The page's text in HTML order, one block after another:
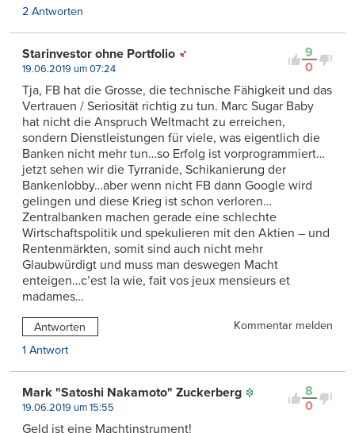
2 Antworten
9
0
Starinvestor ohne Portfolio
19.06.2019 um 07:24
Tja, FB hat die Grosse, die technische Fähigkeit und das
Vertrauen / Seriosität richtig zu tun. Marc Sugar Baby
hat nicht die Anspruch Weltmacht zu erreichen,
sondern Dienstleistungen für viele, was eigentlich die
Banken nicht mehr tun…so Erfolg ist vorprogrammiert…
jetzt sehen wir die Tyrranide, Schikanierung der
Bankenlobby…aber wenn nicht FB dann Google wird
gelingen und diese Krieg ist schon verloren…
Zentralbanken machen gerade eine schlechte
Wirtschaftspolitik und spekulieren mit den Aktien – und
Rentenmärkten, somit sind auch nicht mehr
Glaubwürdigt und muss man deswegen Macht
enteigen…c’est la wie, fait vos jeux mensieurs et
madames…
Antworten
Kommentar melden
1 Antwort
8
0
Mark "Satoshi Nakamoto" Zuckerberg
19.06.2019 um 15:55
Geld ist eine Machtinstrument!